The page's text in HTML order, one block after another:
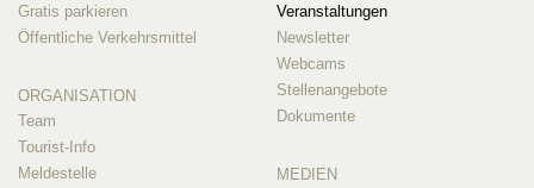
Gratis parkieren
Öffentliche Verkehrsmittel
ORGANISATION
Team
Tourist-Info
Meldestelle
Veranstaltungen
Newsletter
Webcams
Stellenangebote
Dokumente
MEDIEN